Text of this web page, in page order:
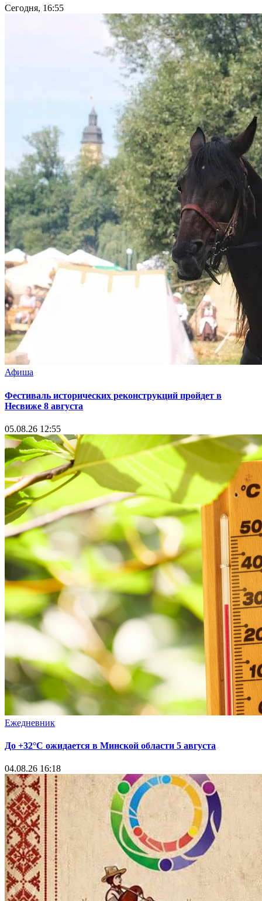
Сегодня, 16:55
Афиша
Фестиваль исторических реконструкций пройдет в
Несвиже 8 августа
05.08.26 12:55
Ежедневник
До +32°С ожидается в Минской области 5 августа
04.08.26 16:18